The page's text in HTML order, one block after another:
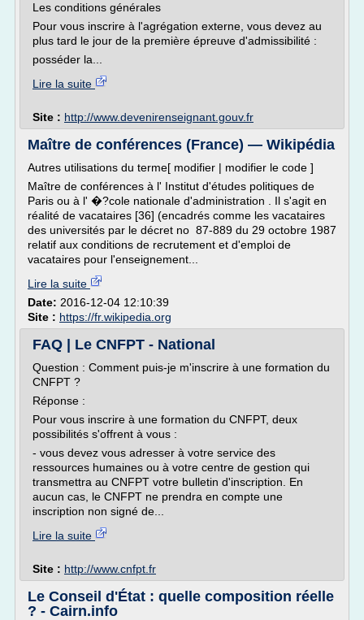
Les conditions générales
Pour vous inscrire à l'agrégation externe, vous devez au
plus tard le jour de la première épreuve d'admissibilité :
posséder la...
Lire la suite
Site : http://www.devenirenseignant.gouv.fr
Maître de conférences (France) — Wikipédia
Autres utilisations du terme[ modifier | modifier le code ]
Maître de conférences à l' Institut d'études politiques de
Paris ou à l' �?cole nationale d'administration . Il s'agit en
réalité de vacataires [36] (encadrés comme les vacataires
des universités par le décret no 87-889 du 29 octobre 1987
relatif aux conditions de recrutement et d'emploi de
vacataires pour l'enseignement...
Lire la suite
Date: 2016-12-04 12:10:39
Site : https://fr.wikipedia.org
FAQ | Le CNFPT - National
Question : Comment puis-je m'inscrire à une formation du
CNFPT ?
Réponse :
Pour vous inscrire à une formation du CNFPT, deux
possibilités s'offrent à vous :
- vous devez vous adresser à votre service des
ressources humaines ou à votre centre de gestion qui
transmettra au CNFPT votre bulletin d'inscription. En
aucun cas, le CNFPT ne prendra en compte une
inscription non signé de...
Lire la suite
Site : http://www.cnfpt.fr
Le Conseil d'État : quelle composition réelle
? - Cairn.info